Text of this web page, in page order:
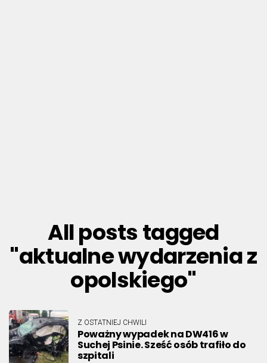
All posts tagged
"aktualne wydarzenia z
opolskiego"
Z OSTATNIEJ CHWILI
Poważny wypadek na DW416 w
Suchej Psinie. Sześć osób trafiło do
szpitali